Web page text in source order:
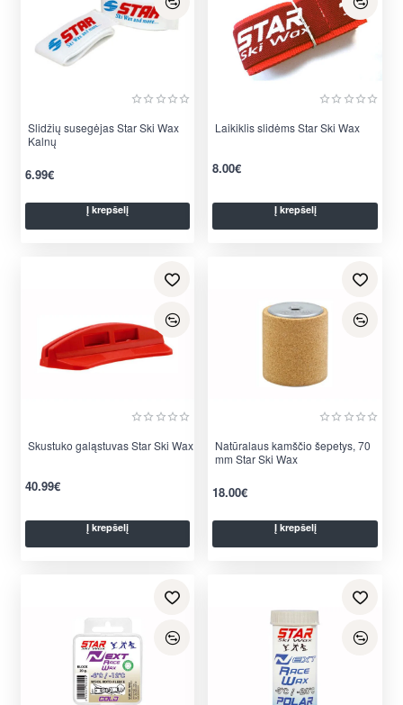
Slidžių susegėjas Star Ski Wax
Kalnų
6.99€
Į krepšelį
Laikiklis slidėms Star Ski Wax
8.00€
Į krepšelį
Skustuko galąstuvas Star Ski Wax
40.99€
Į krepšelį
Natūralaus kamščio šepetys, 70
mm Star Ski Wax
18.00€
Į krepšelį